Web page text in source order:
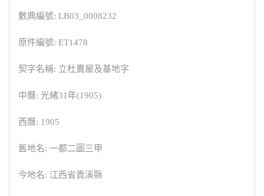
數典編號: LB03_0008232
原件編號: ET1478
契字名稱: 立杜賣屋及基地字
中曆: 光緒31年(1905)
西曆: 1905
舊地名: 一都二圖三甲
今地名: 江西省貴溪縣